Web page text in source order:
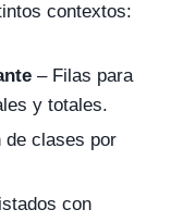
contextos:
– Filas para
y totales.
de clases por
con